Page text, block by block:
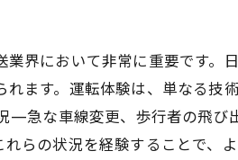
界において非常に重要です
ます。運転体験は、単なる
—急な車線変更、歩行者の飛
らの状況を経験することで、